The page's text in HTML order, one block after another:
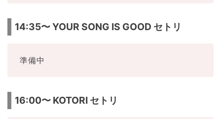
14:35〜 YOUR SONG IS GOOD セトリ
準備中
16:00〜 KOTORI セトリ